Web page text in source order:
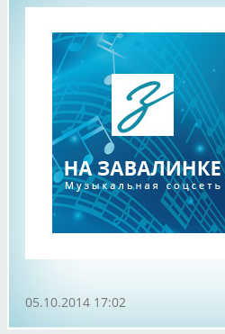
05.10.2014 17:02